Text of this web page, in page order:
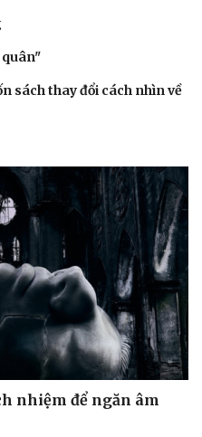
sách thay đổi cách nhìn về
nhiệm để ngăn âm